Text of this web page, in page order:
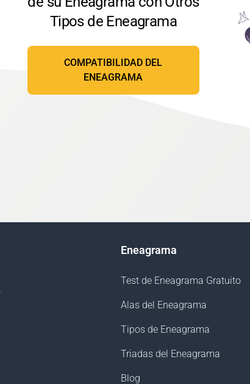
Tipos de Eneagrama
COMPATIBILIDAD DEL
ENEAGRAMA
Eneagrama
Test de Eneagrama Gratuito
Alas del Eneagrama
Tipos de Eneagrama
Triadas del Eneagrama
Blog